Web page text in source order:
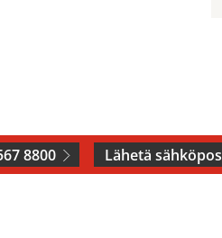
8800 Lähetä